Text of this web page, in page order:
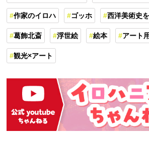
作家のイロハ ゴッホ 西洋美術史
葛飾北斎 浮世絵 絵本 アート
観光×アート